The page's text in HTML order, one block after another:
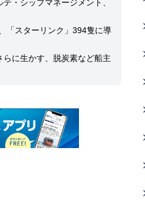
・シップマネージメント、
「スターリンク」394隻に導
に生かす、脱炭素など船主